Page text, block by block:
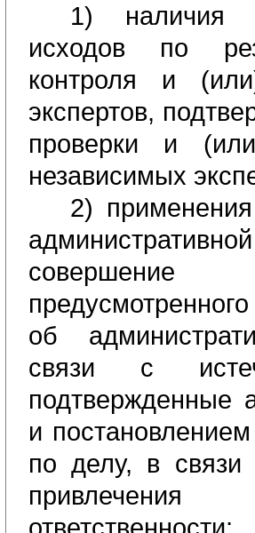
1) наличия
исходов по
контроля и
экспертов,
проверки и
независимых
2)
об
связи с
подтвержденные
и постановлением
по делу, в связи